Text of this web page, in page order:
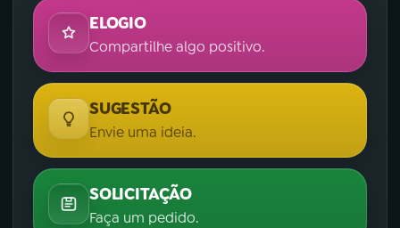
ELOGIO
Compartilhe algo positivo.
SUGESTÃO
Envie uma ideia.
SOLICITAÇÃO
Faça um pedido.